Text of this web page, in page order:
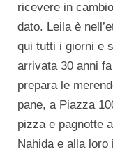
ricevere in
dato. Leila è
qui tutti i giorni e
arrivata 30 anni
prepara le
pane, a Piazza
pizza e pagnotte
Nahida e alla